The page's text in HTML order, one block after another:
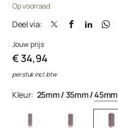
Op voorraad
Deel via:
Jouw prijs
€ 34,94
per stuk incl. btw
Kleur: 25mm/35mm/45mm